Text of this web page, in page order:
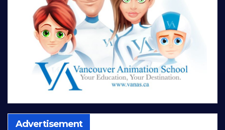
Advertisement